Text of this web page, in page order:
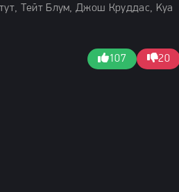
Тейт Блум, Джош Круддас, Kya
107 20